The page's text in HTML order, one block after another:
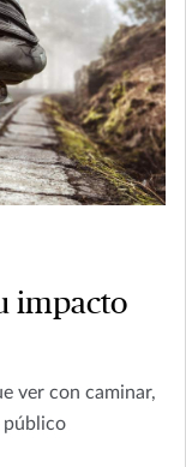
impacto
ver con caminar,
público